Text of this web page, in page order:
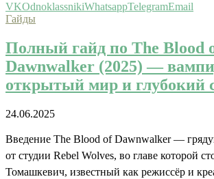
VKOdnoklassnikiWhatsappTelegramEmail
Гайды
Полный гайд по The Blood
Dawnwalker (2025) —
открытый мир и глубокий
24.06.2025
Введение The Blood of Dawnwalker —
от студии Rebel Wolves, во главе которой
Томашкевич, известный как режиссёр и